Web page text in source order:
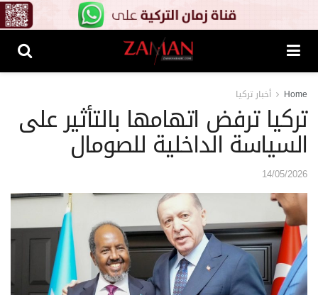
Home أخبار تركيا
تركيا ترفض اتهامها بالتأثير على
السياسة الداخلية للصومال
14/05/2026